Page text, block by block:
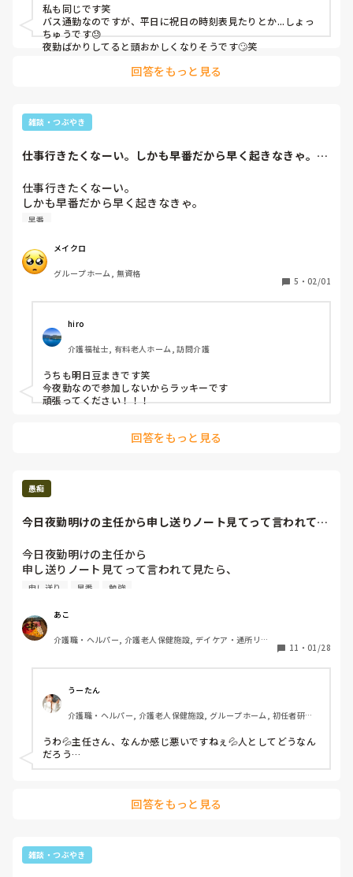
私も同じです笑
バス通勤なのですが、平日に祝日の時刻表見たりとか...しょっ
ちゅうです😓
夜勤ばかりしてると頭おかしくなりそうです🙄笑
回答をもっと見る
雑談・つぶやき
仕事行きたくなーい。しかも早番だから早く起きなきゃ。明
仕事行きたくなーい。
しかも早番だから早く起きなきゃ。
明日は職場で豆まきもしなきゃだし疲れそー
早番
メイクロ
グループホーム, 無資格
5 ・ 02/01
hiro
介護福祉士, 有料老人ホーム, 訪問介護
うちも明日豆まきです笑
今夜勤なので参加しないからラッキーです
頑張ってください！！！
回答をもっと見る
愚痴
今日夜勤明けの主任から申し送りノート見てって言われて見
今日夜勤明けの主任から
申し送りノート見てって言われて見たら、
壁絵2月担当の人早めにお願いしますって書いてあった😠
て書いてあって怒りMAX😠😠
自分早番で来てるんだから、
直接言えよ！
こっちだって試験勉強で忙しくて
中々出来なかったんだよ！
申し送り 早番 勉強
あこ
介護職・ヘルパー, 介護老人保健施設, デイケア・通所リハ,
11 ・ 01/28
うーたん
介護職・ヘルパー, 介護老人保健施設, グループホーム, 初任者研修,
うわ💦主任さん、なんか感じ悪いですねぇ💦人としてどうなん
だろう…
回答をもっと見る
雑談・つぶやき